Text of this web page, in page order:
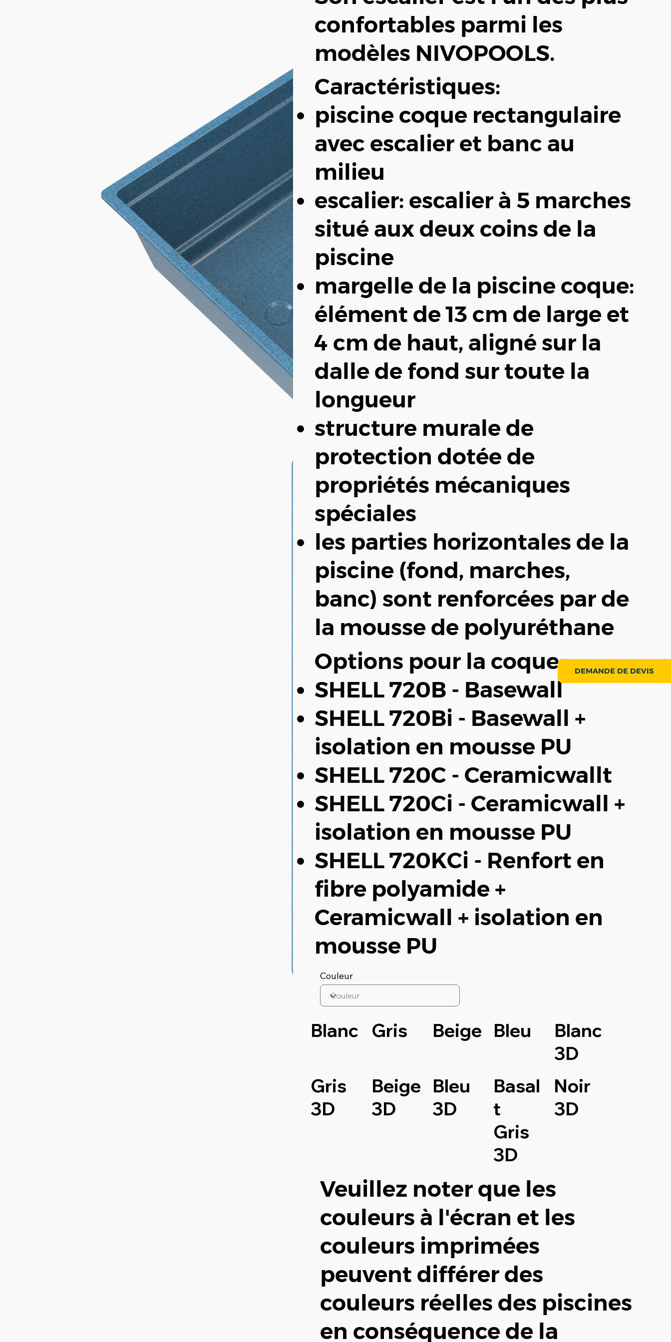
confortables parmi les
modèles NIVOPOOLS.
Caractéristiques:
piscine coque rectangulaire
avec escalier et banc au
milieu
escalier: escalier à 5 marches
situé aux deux coins de la
piscine
margelle de la piscine coque:
élément de 13 cm de large et
4 cm de haut, aligné sur la
dalle de fond sur toute la
longueur
structure murale de
protection dotée de
propriétés mécaniques
spéciales
les parties horizontales de la
piscine (fond, marches,
banc) sont renforcées par de
la mousse de polyuréthane
Options pour la coque:
SHELL 720B - Basewall
SHELL 720Bi - Basewall +
isolation en mousse PU
SHELL 720C - Ceramicwallt
SHELL 720Ci - Ceramicwall +
isolation en mousse PU
SHELL 720KCi - Renfort en
fibre polyamide +
Ceramicwall + isolation en
mousse PU
Couleur
Blanc Gris Beige Bleu
Blanc
3D
Gris
3D
Beige
3D
Bleu
3D
Basal
t
Gris
3D
Noir
3D
Veuillez noter que les
couleurs à l'écran et les
couleurs imprimées
peuvent différer des
couleurs réelles des piscines
en conséquence de la
DEMANDE DE DEVIS